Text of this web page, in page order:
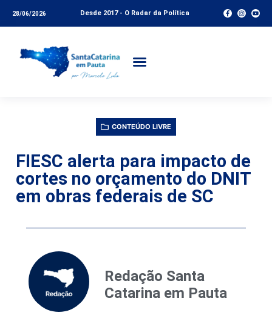
28/06/2026 Desde 2017 - O Radar da Política
CONTEÚDO LIVRE
FIESC alerta para impacto de
cortes no orçamento do DNIT
em obras federais de SC
Redação Santa
Catarina em Pauta